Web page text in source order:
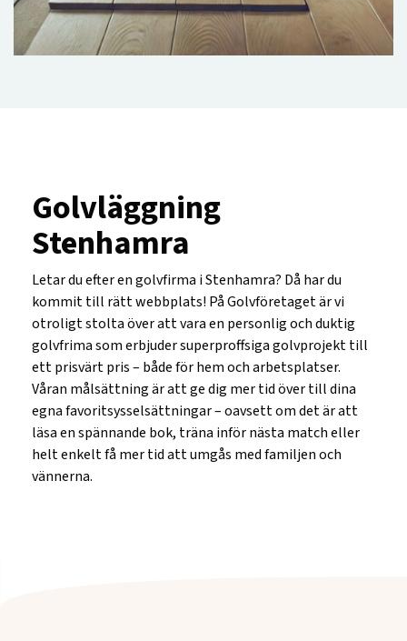
Golvläggning
Stenhamra
Letar du efter en golvfirma i Stenhamra? Då har du
kommit till rätt webbplats! På Golvföretaget är vi
otroligt stolta över att vara en personlig och duktig
golvfrima som erbjuder superproffsiga golvprojekt till
ett prisvärt pris – både för hem och arbetsplatser.
Våran målsättning är att ge dig mer tid över till dina
egna favoritsysselsättningar – oavsett om det är att
läsa en spännande bok, träna inför nästa match eller
helt enkelt få mer tid att umgås med familjen och
vännerna.